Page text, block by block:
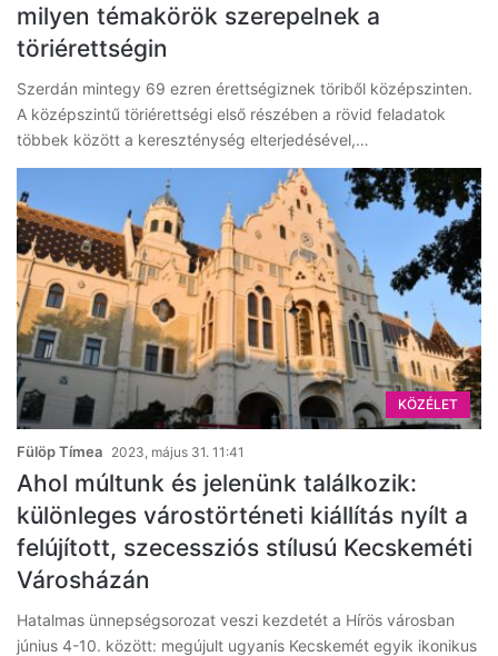
milyen témakörök szerepelnek a
töriérettségin
Szerdán mintegy 69 ezren érettségiznek töriből középszinten.
A középszintű töriérettségi első részében a rövid feladatok
többek között a kereszténység elterjedésével,…
KÖZÉLET
Fülöp Tímea 2023, május 31. 11:41
Ahol múltunk és jelenünk találkozik:
különleges várostörténeti kiállítás nyílt a
felújított, szecessziós stílusú Kecskeméti
Városházán
Hatalmas ünnepségsorozat veszi kezdetét a Hírös városban
június 4-10. között: megújult ugyanis Kecskemét egyik ikonikus